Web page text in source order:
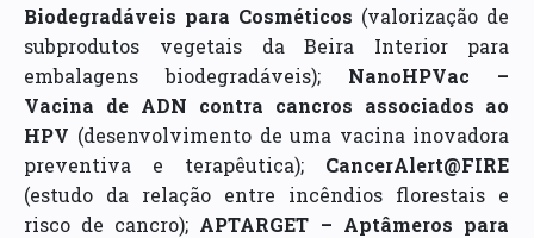
Biodegradáveis para Cosméticos (valorização de
subprodutos vegetais da Beira Interior para
embalagens biodegradáveis); NanoHPVac –
Vacina de ADN contra cancros associados ao
HPV (desenvolvimento de uma vacina inovadora
preventiva e terapêutica); CancerAlert@FIRE
(estudo da relação entre incêndios florestais e
risco de cancro); APTARGET – Aptâmeros para